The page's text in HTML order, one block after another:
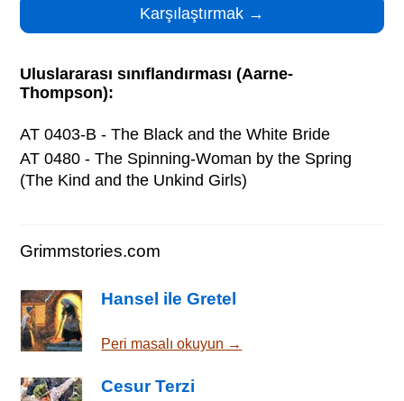
Uluslararası sınıflandırması (Aarne-
Thompson):
AT 0403-B - The Black and the White Bride
AT 0480 - The Spinning-Woman by the Spring
(The Kind and the Unkind Girls)
Grimmstories.com
Hansel ile Gretel
Peri masalı okuyun →
Cesur Terzi